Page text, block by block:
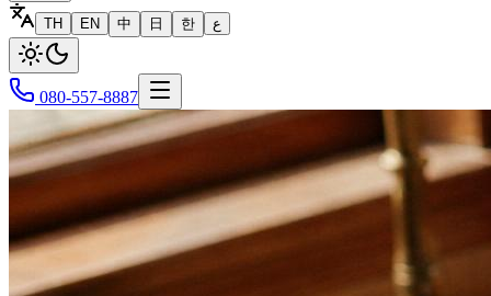
TH
EN 中 日 한 ع
080-557-8887